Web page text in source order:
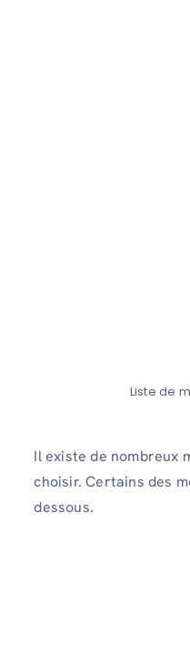
Liste de
Il existe de nombreux
choisir. Certains des
dessous.